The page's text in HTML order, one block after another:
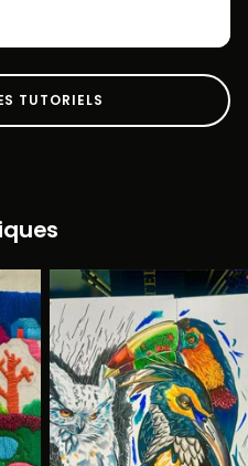
TUTORIELS